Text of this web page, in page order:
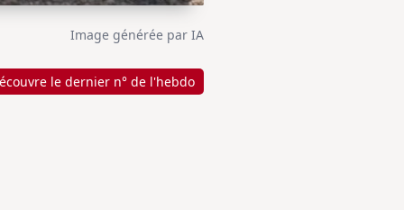
Image générée par IA
le dernier n° de l'hebdo